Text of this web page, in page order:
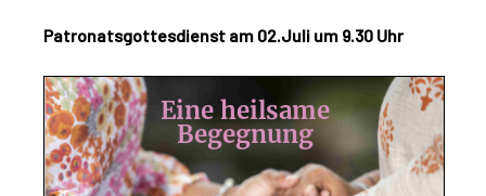
Patronatsgottesdienst am 02.Juli um 9.30 Uhr